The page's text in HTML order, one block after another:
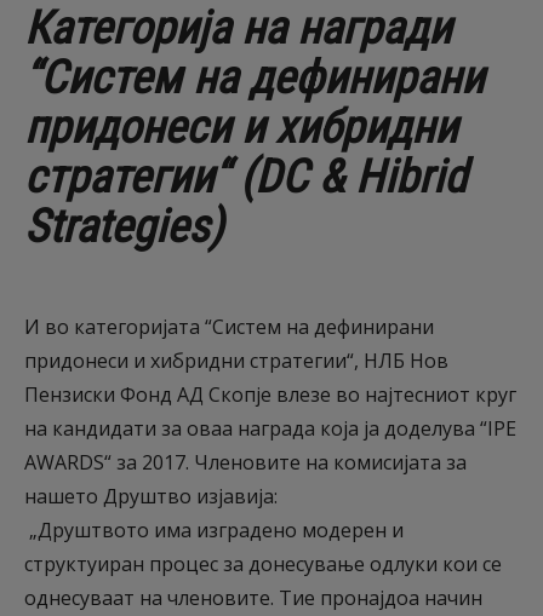
Категорија на награди
“Систем на дефинирани
придонеси и хибридни
стратегии“ (DC & Hibrid
Strategies)
И во категоријата “Систем на дефинирани
придонеси и хибридни стратегии“, НЛБ Нов
Пензиски Фонд АД Скопје влезе во најтесниот круг
на кандидати за оваа награда која ја доделува “IPE
AWARDS“ за 2017. Членовите на комисијата за
нашето Друштво изјавија:
„Друштвото има изградено модерен и
структуиран процес за донесување одлуки кои се
однесуваат на членовите. Тие пронајдоа начин